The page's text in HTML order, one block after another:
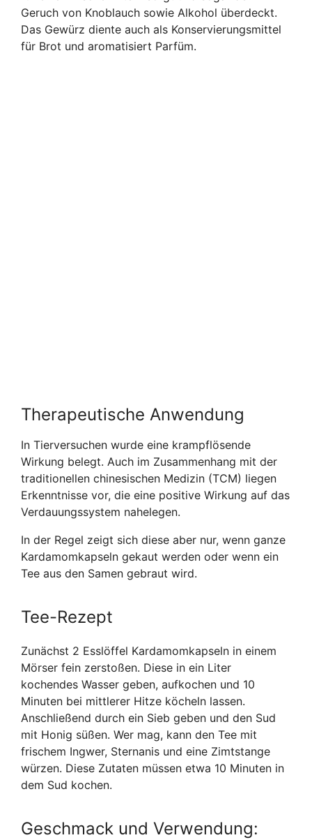
Geruch von Knoblauch sowie Alkohol überdeckt.
Das Gewürz diente auch als Konservierungsmittel
für Brot und aromatisiert Parfüm.
Therapeutische Anwendung
In Tierversuchen wurde eine krampflösende
Wirkung belegt. Auch im Zusammenhang mit der
traditionellen chinesischen Medizin (TCM) liegen
Erkenntnisse vor, die eine positive Wirkung auf das
Verdauungssystem nahelegen.
In der Regel zeigt sich diese aber nur, wenn ganze
Kardamomkapseln gekaut werden oder wenn ein
Tee aus den Samen gebraut wird.
Tee-Rezept
Zunächst 2 Esslöffel Kardamomkapseln in einem
Mörser fein zerstoßen. Diese in ein Liter
kochendes Wasser geben, aufkochen und 10
Minuten bei mittlerer Hitze köcheln lassen.
Anschließend durch ein Sieb geben und den Sud
mit Honig süßen. Wer mag, kann den Tee mit
frischem Ingwer, Sternanis und eine Zimtstange
würzen. Diese Zutaten müssen etwa 10 Minuten in
dem Sud kochen.
Geschmack und Verwendung: